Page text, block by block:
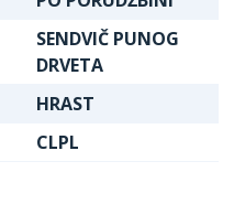
SENDVIČ PUNOG
DRVETA
HRAST
CLPL